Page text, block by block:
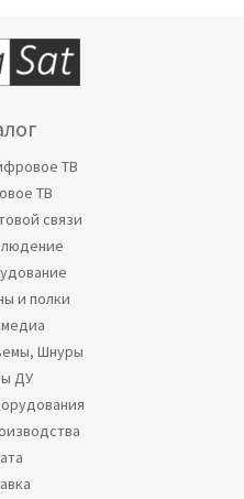
ТВ
ТВ
связи
и полки
Шнуры
ДУ